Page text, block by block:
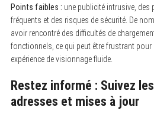
Points faibles : une publicité intrusive, des
fréquents et des risques de sécurité. De
avoir rencontré des difficultés de
fonctionnels, ce qui peut être frustrant pour
expérience de visionnage fluide.
Restez informé : Suivez
adresses et mises à jour